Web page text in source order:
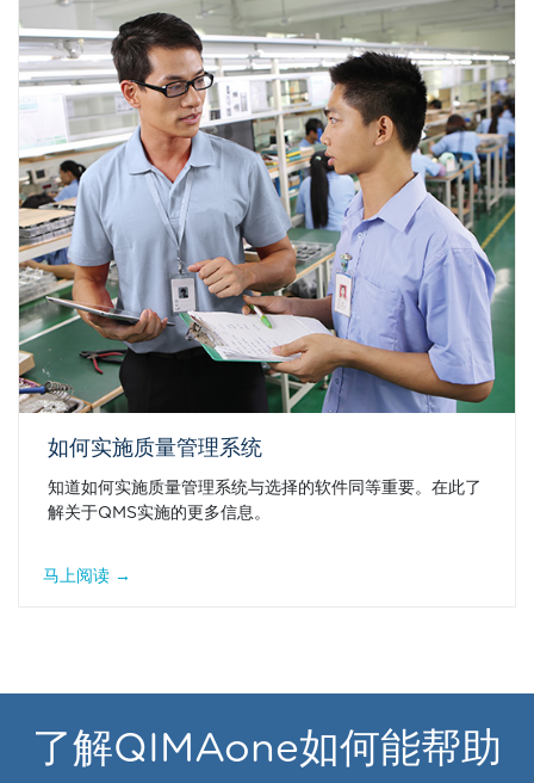
如何实施质量管理系统
知道如何实施质量管理系统与选择的软件同等重要。在此了
解关于QMS实施的更多信息。
马上阅读 →
了解QIMAone如何能帮助